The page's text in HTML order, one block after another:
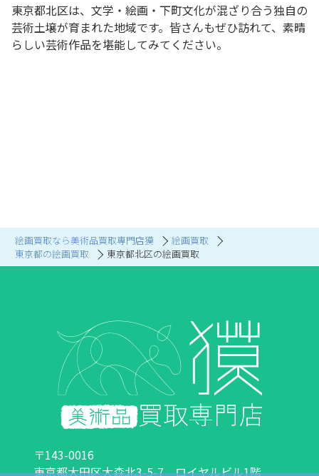
絵画買取なら美術品買取専門店獏
絵画買取
東京都の絵画買取
東京都北区の絵画買取
東京都北区は、文学・絵画・下町文化が混ざり合う独自の
芸術土壌が育まれた地域です。皆さんもぜひ訪れて、素晴
らしい芸術作品を堪能してみてください。
〒143-0016
東京都大田区大森北3-5-7 ロイヤルビル1階